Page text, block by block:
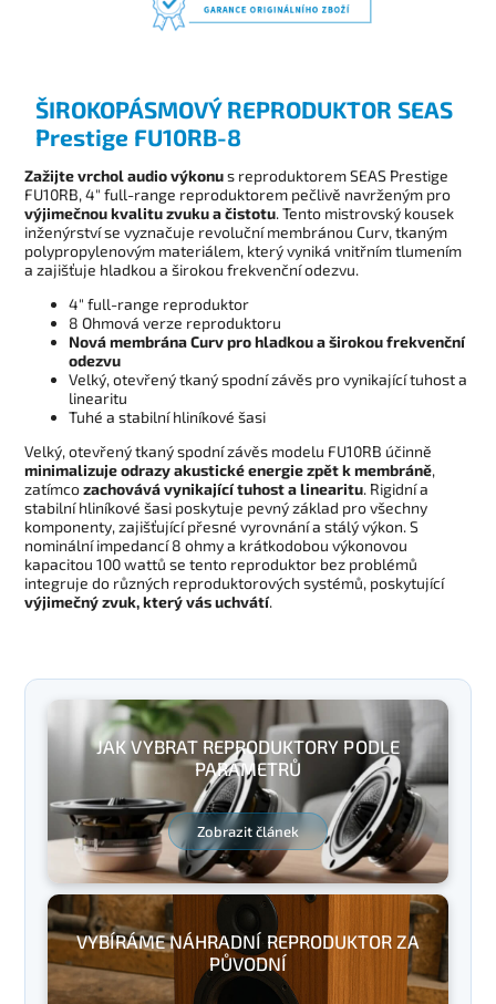
ŠIROKOPÁSMOVÝ REPRODUKTOR SEAS
Prestige FU10RB-8
Zažijte vrchol audio výkonus reproduktorem SEAS Prestige
FU10RB, 4" full-range reproduktorem pečlivě navrženým pro
výjimečnou kvalitu zvuku a čistotu. Tento mistrovský kousek
inženýrství se vyznačuje revoluční membránou Curv, tkaným
polypropylenovým materiálem, který vyniká vnitřním tlumením
a zajišťuje hladkou a širokou frekvenční odezvu.
4" full-range reproduktor
8 Ohmová verze reproduktoru
Nová membrána Curv pro hladkou a širokou frekvenční
odezvu
Velký, otevřený tkaný spodní závěs pro vynikající tuhost a
linearitu
Tuhé a stabilní hliníkové šasi
Velký, otevřený tkaný spodní závěs modelu FU10RB účinně
minimalizuje odrazy akustické energie zpět k membráně,
zatímcozachovává vynikající tuhost a linearitu. Rigidní a
stabilní hliníkové šasi poskytuje pevný základ pro všechny
komponenty, zajišťující přesné vyrovnání a stálý výkon. S
nominální impedancí 8 ohmy a krátkodobou výkonovou
kapacitou 100 wattů se tento reproduktor bez problémů
integruje do různých reproduktorových systémů, poskytující
výjimečný zvuk, který vás uchvátí.
JAK VYBRAT REPRODUKTORY PODLE
PARAMETRŮ
Zobrazit článek
VYBÍRÁME NÁHRADNÍ REPRODUKTOR ZA
PŮVODNÍ